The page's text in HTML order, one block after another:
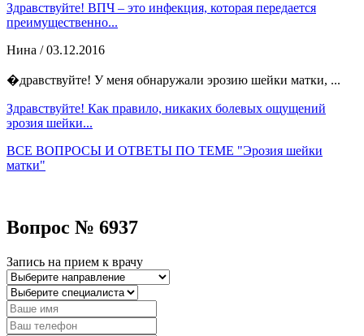
Здравствуйте! ВПЧ – это инфекция, которая передается
преимущественно...
Нина / 03.12.2016
�дравствуйте! У меня обнаружали эрозию шейки матки, ...
Здравствуйте! Как правило, никаких болевых ощущений
эрозия шейки...
ВСЕ ВОПРОСЫ И ОТВЕТЫ ПО ТЕМЕ "Эрозия шейки
матки"
Вопрос № 6937
Запись на прием к врачу